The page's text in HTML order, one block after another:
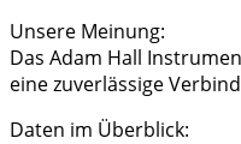
Unsere Meinung:
Das Adam Hall
eine zuverlässige
Daten im Überblick: